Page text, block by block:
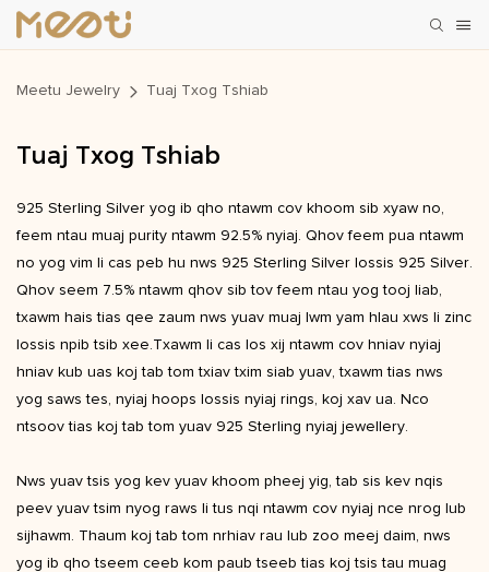
Meetu Jewelry Tuaj Txog Tshiab
Tuaj Txog Tshiab
925 Sterling Silver yog ib qho ntawm cov khoom sib xyaw no,
feem ntau muaj purity ntawm 92.5% nyiaj. Qhov feem pua ​​​​ntawm
no yog vim li cas peb hu nws 925 Sterling Silver lossis 925 Silver.
Qhov seem 7.5% ntawm qhov sib tov feem ntau yog tooj liab,
txawm hais tias qee zaum nws yuav muaj lwm yam hlau xws li zinc
lossis npib tsib xee.Txawm li cas los xij ntawm cov hniav nyiaj
hniav kub uas koj tab tom txiav txim siab yuav, txawm tias nws
yog saws tes, nyiaj hoops lossis nyiaj rings, koj xav ua. Nco
ntsoov tias koj tab tom yuav 925 Sterling nyiaj jewellery.
Nws yuav tsis yog kev yuav khoom pheej yig, tab sis kev nqis
peev yuav tsim nyog raws li tus nqi ntawm cov nyiaj nce nrog lub
sijhawm. Thaum koj tab tom nrhiav rau lub zoo meej daim, nws
yog ib qho tseem ceeb kom paub tseeb tias koj tsis tau muag